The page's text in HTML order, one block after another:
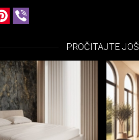
Pinterest
PROČITAJTE JOŠ